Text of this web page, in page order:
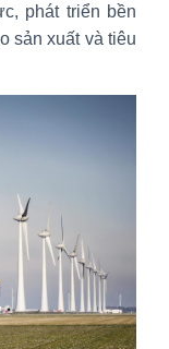
phát triển bền
sản xuất và tiêu